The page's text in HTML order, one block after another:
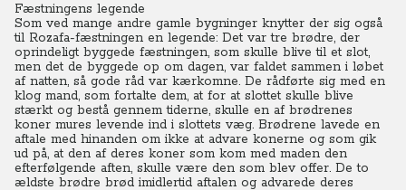
Fæstningens legende
Som ved mange andre gamle bygninger knytter der sig også
til Rozafa-fæstningen en legende: Det var tre brødre, der
oprindeligt byggede fæstningen, som skulle blive til et slot,
men det de byggede op om dagen, var faldet sammen i løbet
af natten, så gode råd var kærkomne. De rådførte sig med en
klog mand, som fortalte dem, at for at slottet skulle blive
stærkt og bestå gennem tiderne, skulle en af brødrenes
koner mures levende ind i slottets væg. Brødrene lavede en
aftale med hinanden om ikke at advare konerne og som gik
ud på, at den af deres koner som kom med maden den
efterfølgende aften, skulle være den som blev offer. De to
ældste brødre brød imidlertid aftalen og advarede deres